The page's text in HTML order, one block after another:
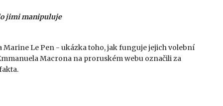
jimi manipuluje
Le Pen - ukázka toho, jak funguje jejich volební
Macrona na proruském webu označili za